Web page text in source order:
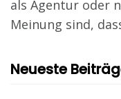
als Agentur oder
Meinung sind,
Neueste